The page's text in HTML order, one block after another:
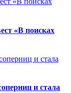
«В поисках
и стала